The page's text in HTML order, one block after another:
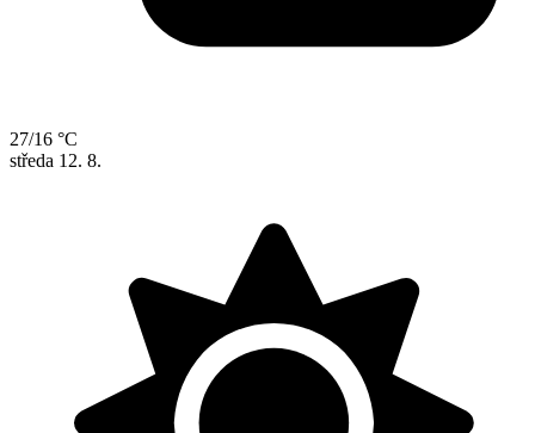
27/16 °C
středa 12. 8.